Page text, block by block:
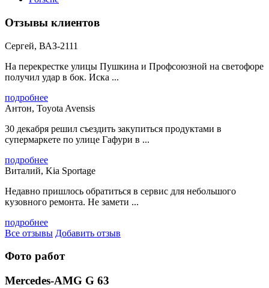
Отзывы клиентов
Сергей, ВАЗ-2111
На перекрестке улицы Пушкина и Профсоюзной на светофоре
получил удар в бок. Иска ...
подробнее
Антон, Toyota Avensis
30 декабря решил съездить закупиться продуктами в
супермаркете по улице Гафури в ...
подробнее
Виталий, Kia Sportage
Недавно пришлось обратиться в сервис для небольшого
кузовного ремонта. Не замети ...
подробнее
Все отзывы Добавить отзыв
Фото работ
Mercedes-AMG G 63